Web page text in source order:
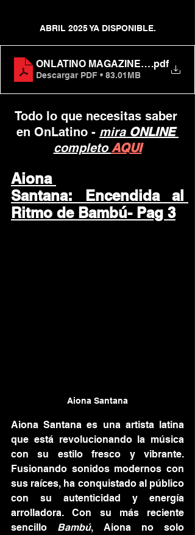
ABRIL 2025 YA DISPONIBLE.
ONLATINO MAGAZINE ABRIL
.pdf
Descargar PDF • 83.01MB
Todo lo que necesitas saber
en OnLatino - mira ONLINE
completo AQUI
Aiona
Santana: Encendida al
Ritmo de Bambú- Pag 3
Aiona Santana
Aiona Santana es una artista latina
que está revolucionando la música
con su estilo fresco y vibrante.
Fusionando sonidos modernos con
sus raíces, ha conquistado al público
con su autenticidad y energía
arrolladora. Con su más reciente
sencillo Bambú, Aiona no solo